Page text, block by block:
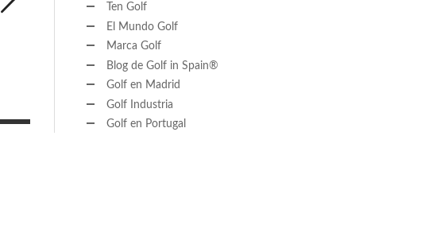
Ten Golf
El Mundo Golf
Marca Golf
Blog de Golf in Spain®
Golf en Madrid
Golf Industria
Golf en Portugal